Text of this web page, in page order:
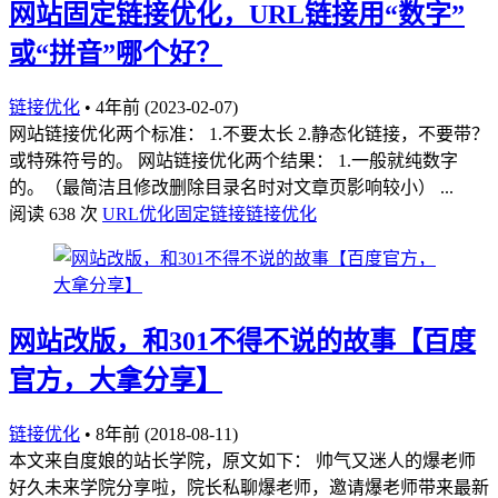
网站固定链接优化，URL链接用“数字”
或“拼音”哪个好？
链接优化 • 4年前 (2023-02-07)
网站链接优化两个标准： 1.不要太长 2.静态化链接，不要带？
或特殊符号的。 网站链接优化两个结果： 1.一般就纯数字
的。（最简洁且修改删除目录名时对文章页影响较小） ...
阅读 638 次 URL优化固定链接链接优化
网站改版，和301不得不说的故事【百度
官方，大拿分享】
链接优化 • 8年前 (2018-08-11)
本文来自度娘的站长学院，原文如下： 帅气又迷人的爆老师
好久未来学院分享啦，院长私聊爆老师，邀请爆老师带来最新